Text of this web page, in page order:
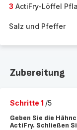
3 ActiFry-Löffel
Salz und Pfeffer
Zubereitung
Schritte 1 /5
Geben Sie die
ActiFry. Schließen